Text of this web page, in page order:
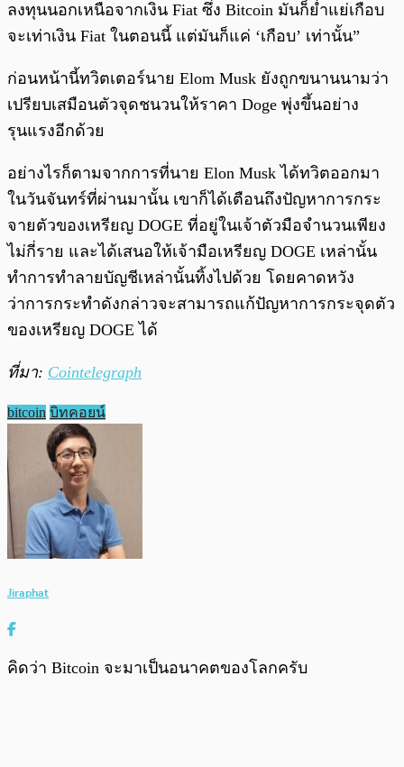
ลงทุนนอกเหนือจากเงิน Fiat ซึ่ง Bitcoin มันก็ย่ำแย่เกือบ
จะเท่าเงิน Fiat ในตอนนี้ แต่มันก็แค่ ‘เกือบ’ เท่านั้น”
ก่อนหน้านี้ทวิตเตอร์นาย Elom Musk ยังถูกขนานนามว่า
เปรียบเสมือนตัวจุดชนวนให้ราคา Doge พุ่งขึ้นอย่าง
รุนแรงอีกด้วย
อย่างไรก็ตามจากการที่นาย Elon Musk ได้ทวิตออกมา
ในวันจันทร์ที่ผ่านมานั้น เขาก็ได้เตือนถึงปัญหาการกระ
จายตัวของเหรียญ DOGE ที่อยู่ในเจ้าตัวมือจำนวนเพียง
ไม่กี่ราย และได้เสนอให้เจ้ามือเหรียญ DOGE เหล่านั้น
ทำการทำลายบัญชีเหล่านั้นทิ้งไปด้วย โดยคาดหวัง
ว่าการกระทำดังกล่าวจะสามารถแก้ปัญหาการกระจุดตัว
ของเหรียญ DOGE ได้
ที่มา: Cointelegraph
bitcoin บิทคอยน์
Jiraphat
คิดว่า Bitcoin จะมาเป็นอนาคตของโลกครับ